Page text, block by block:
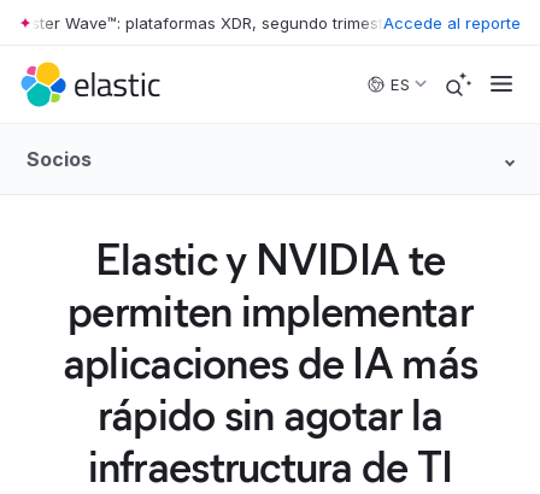
Skip to main content
Wave™: plataformas XDR, segundo trimestre de 2026 • The
Accede al reporte
ES
Socios
Elastic y NVIDIA te
permiten implementar
aplicaciones de IA más
rápido sin agotar la
infraestructura de TI